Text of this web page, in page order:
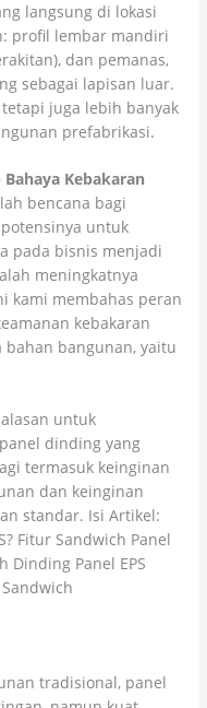
langsung di lokasi
profil lembar mandiri
dan pemanas,
sebagai lapisan luar.
juga lebih banyak
prefabrikasi.
Kebakaran
bencana bagi
untuk
pada bisnis menjadi
meningkatnya
kami membahas peran
kebakaran
bahan bangunan, yaitu
untuk
dinding yang
termasuk keinginan
dan keinginan
standar. Isi Artikel:
Fitur Sandwich Panel
Dinding Panel EPS
tradisional, panel